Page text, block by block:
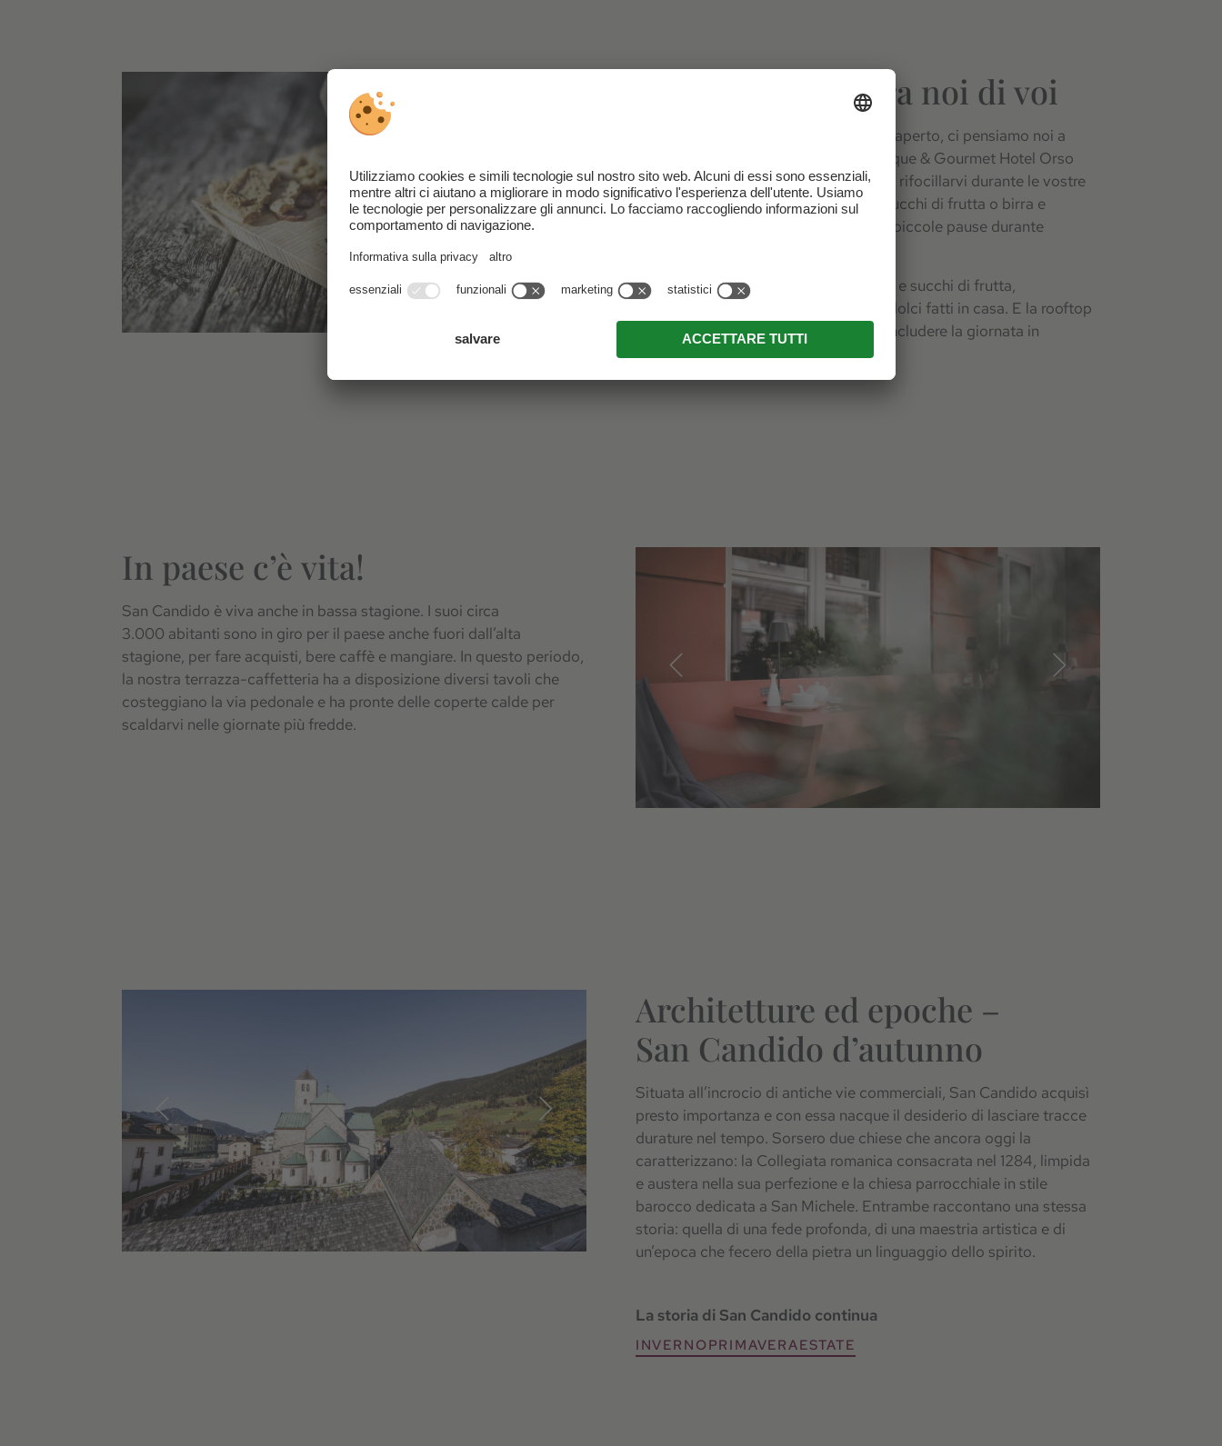
Ci prendiamo cura noi di voi
Qualora qualche rifugio non fosse più aperto, ci pensiamo noi a
fornirvi l’approvvigionamento. Il Boutique & Gourmet Hotel Orso
Grigio vi fornirà tutto il necessario per rifocillarvi durante le vostre
escursioni, con panini, frutta, acqua, succhi di frutta o birra e
qualcosa di dolce, per ritagliarsi delle piccole pause durante
Al vostro rientro vi attendono tè, caffè e succhi di frutta,
accompagnati da pasticcini freschi e dolci fatti in casa. E la rooftop
spa vi accoglie calorosamente per concludere la giornata in
totale relax.
In paese c’è vita!
San Candido è viva anche in bassa stagione. I suoi circa
3.000 abitanti sono in giro per il paese anche fuori dall’alta
stagione, per fare acquisti, bere caffè e mangiare. In questo periodo,
la nostra terrazza-caffetteria ha a disposizione diversi tavoli che
costeggiano la via pedonale e ha pronte delle coperte calde per
scaldarvi nelle giornate più fredde.
Architetture ed epoche –
San Candido d’autunno
Situata all’incrocio di antiche vie commerciali, San Candido acquisì
presto importanza e con essa nacque il desiderio di lasciare tracce
durature nel tempo. Sorsero due chiese che ancora oggi la
caratterizzano: la Collegiata romanica consacrata nel 1284, limpida
e austera nella sua perfezione e la chiesa parrocchiale in stile
barocco dedicata a San Michele. Entrambe raccontano una stessa
storia: quella di una fede profonda, di una maestria artistica e di
un’epoca che fecero della pietra un linguaggio dello spirito.
La storia di San Candido continua
INVERNOPRIMAVERAESTATE